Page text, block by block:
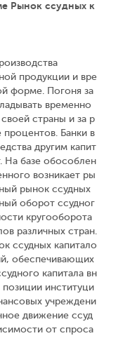
Рынок ссудных к
продукции и вре
форме. Погоня за
временно
страны и за р
Банки в
другим капит
На базе обособлен
возникает ры
рынок ссудных
оборот ссудног
кругооборота
различных стран.
ссудных капитало
обеспечивающих
капитала вн
институци
учреждени
движение ссуд
от спроса